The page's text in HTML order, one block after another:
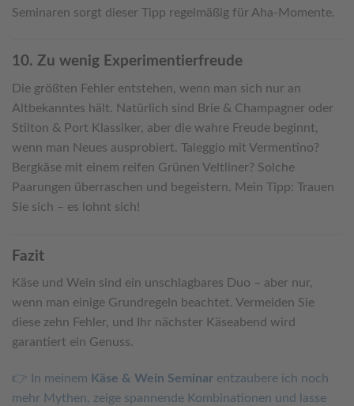
Seminaren sorgt dieser Tipp regelmäßig für Aha-Momente.
10. Zu wenig Experimentierfreude
Die größten Fehler entstehen, wenn man sich nur an
Altbekanntes hält. Natürlich sind Brie & Champagner oder
Stilton & Port Klassiker, aber die wahre Freude beginnt,
wenn man Neues ausprobiert. Taleggio mit Vermentino?
Bergkäse mit einem reifen Grünen Veltliner? Solche
Paarungen überraschen und begeistern. Mein Tipp: Trauen
Sie sich – es lohnt sich!
Fazit
Käse und Wein sind ein unschlagbares Duo – aber nur,
wenn man einige Grundregeln beachtet. Vermeiden Sie
diese zehn Fehler, und Ihr nächster Käseabend wird
garantiert ein Genuss.
👉 In meinem Käse & Wein Seminar entzaubere ich noch
mehr Mythen, zeige spannende Kombinationen und lasse